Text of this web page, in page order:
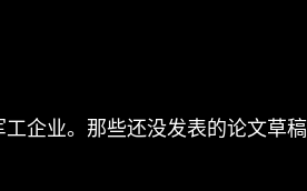
企业。那些还没发表的论文草